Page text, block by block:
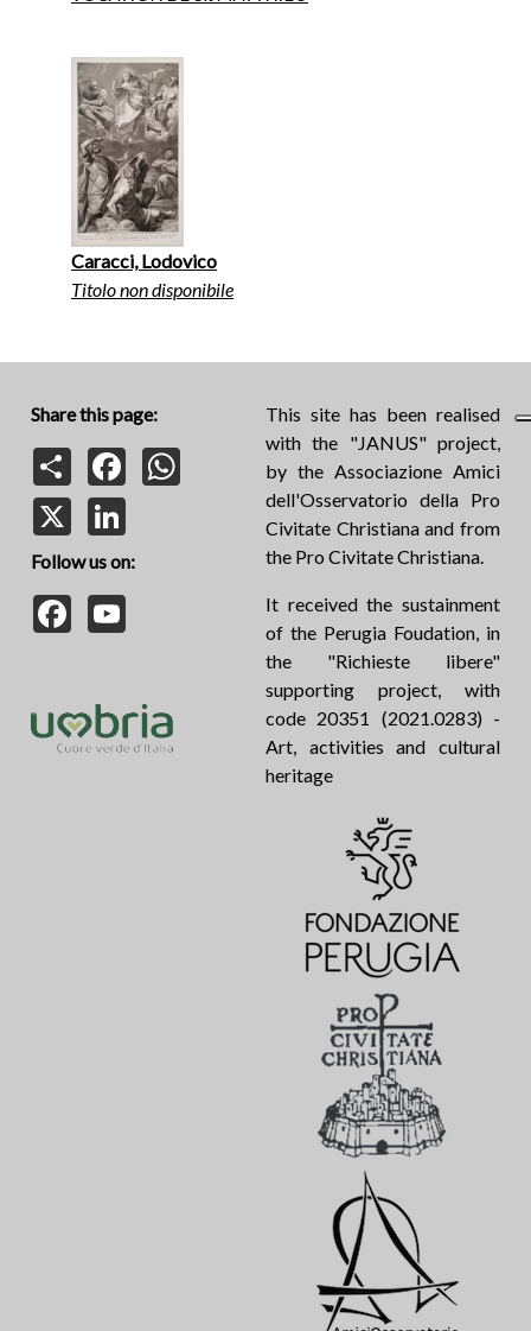
Caracci, Lodovico
Titolo non disponibile
Share this page:
Share
Facebook
Follow us on:
Facebook
This site has been realised
with the "JANUS" project,
by the Associazione Amici
dell'Osservatorio della Pro
Civitate Christiana and from
the Pro Civitate Christiana.
It received the sustainment
of the Perugia Foudation, in
the "Richieste libere"
supporting project, with
code 20351 (2021.0283) -
Art, activities and cultural
heritage